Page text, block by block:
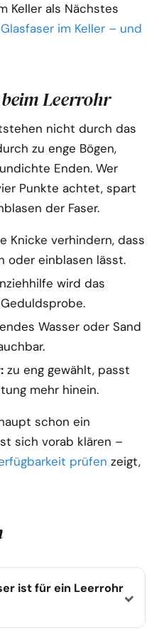
Keller als Nächstes
Glasfaser im Keller – und
Leerrohr
nicht durch das
zu enge Bögen,
Enden. Wer
Punkte achtet, spart
der Faser.
Knicke verhindern, dass
oder einblasen lässt.
wird das
Wasser oder Sand
zu eng gewählt, passt
mehr hinein.
schon ein
sich vorab klären –
prüfen zeigt,
ist für ein Leerrohr